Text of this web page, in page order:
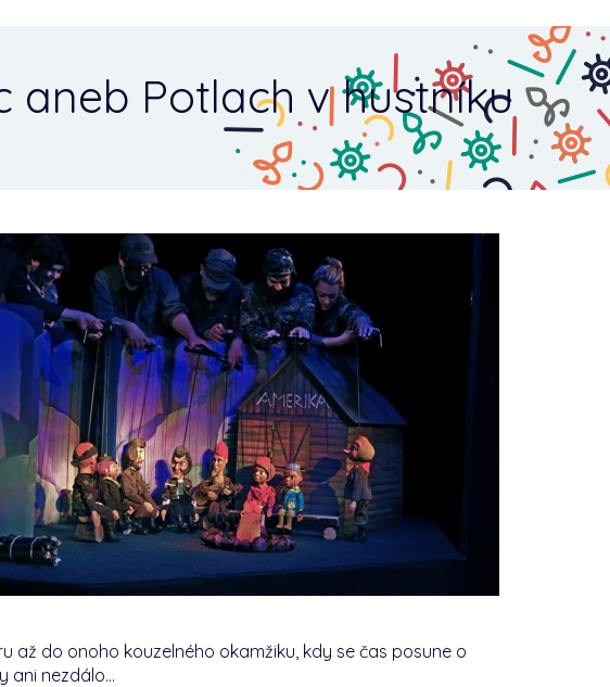
aneb Potlach v hustníku
až do onoho kouzelného okamžiku, kdy se čas posune o
ani nezdálo…